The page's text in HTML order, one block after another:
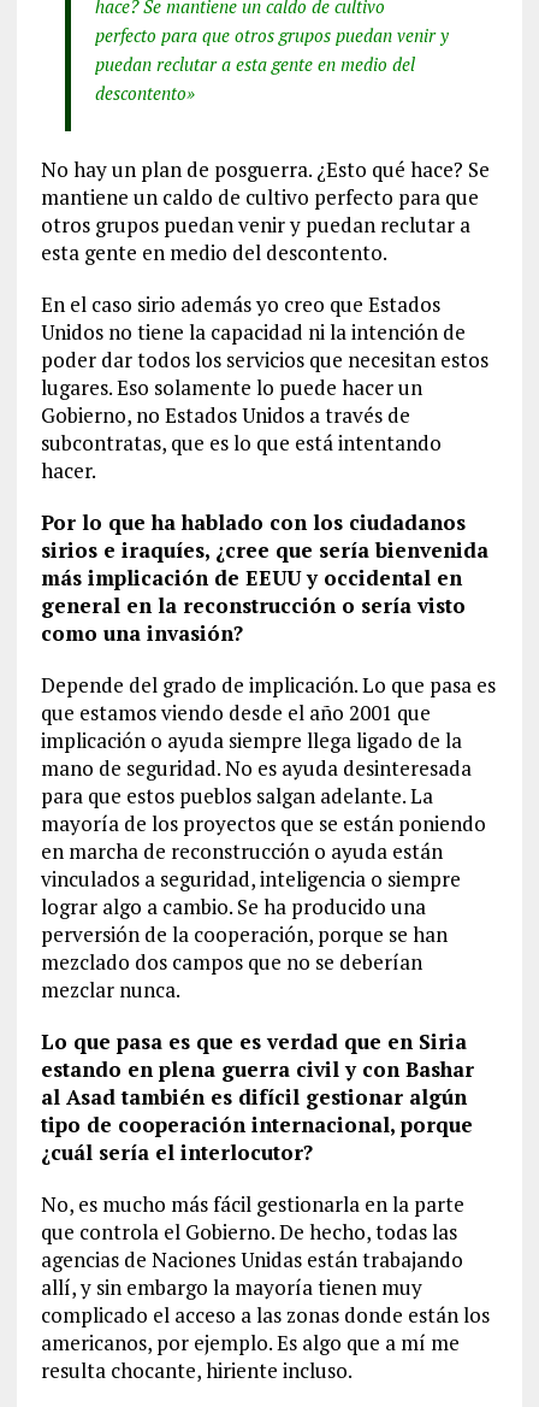
hace? Se mantiene un caldo de cultivo
perfecto para que otros grupos puedan venir y
puedan reclutar a esta gente en medio del
descontento»
No hay un plan de posguerra. ¿Esto qué hace? Se
mantiene un caldo de cultivo perfecto para que
otros grupos puedan venir y puedan reclutar a
esta gente en medio del descontento.
En el caso sirio además yo creo que Estados
Unidos no tiene la capacidad ni la intención de
poder dar todos los servicios que necesitan estos
lugares. Eso solamente lo puede hacer un
Gobierno, no Estados Unidos a través de
subcontratas, que es lo que está intentando
hacer.
Por lo que ha hablado con los ciudadanos
sirios e iraquíes, ¿cree que sería bienvenida
más implicación de EEUU y occidental en
general en la reconstrucción o sería visto
como una invasión?
Depende del grado de implicación. Lo que pasa es
que estamos viendo desde el año 2001 que
implicación o ayuda siempre llega ligado de la
mano de seguridad. No es ayuda desinteresada
para que estos pueblos salgan adelante. La
mayoría de los proyectos que se están poniendo
en marcha de reconstrucción o ayuda están
vinculados a seguridad, inteligencia o siempre
lograr algo a cambio. Se ha producido una
perversión de la cooperación, porque se han
mezclado dos campos que no se deberían
mezclar nunca.
Lo que pasa es que es verdad que en Siria
estando en plena guerra civil y con Bashar
al Asad también es difícil gestionar algún
tipo de cooperación internacional, porque
¿cuál sería el interlocutor?
No, es mucho más fácil gestionarla en la parte
que controla el Gobierno. De hecho, todas las
agencias de Naciones Unidas están trabajando
allí, y sin embargo la mayoría tienen muy
complicado el acceso a las zonas donde están los
americanos, por ejemplo. Es algo que a mí me
resulta chocante, hiriente incluso.